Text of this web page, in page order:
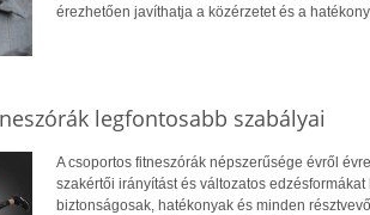
érezhetően javíthatja a közérzetet és a
legfontosabb szabályai
A csoportos fitneszórák népszerűsége évről
szakértői irányítást és változatos
biztonságosak, hatékonyak és minden